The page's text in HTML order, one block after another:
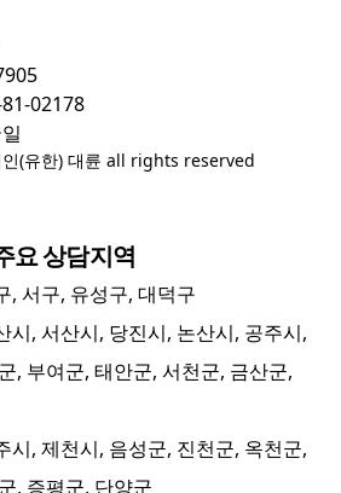
02178
(유한) 대륜 all rights reserved
요 상담지역
, 서구, 유성구, 대덕구
시, 서산시, 당진시, 논산시, 공주시,
, 부여군, 태안군, 서천군, 금산군,
시, 제천시, 음성군, 진천군, 옥천군,
, 증평군, 단양군